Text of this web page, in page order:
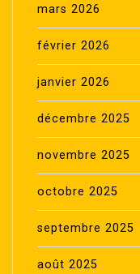
mars 2026
février 2026
janvier 2026
décembre 2025
novembre 2025
octobre 2025
septembre 2025
août 2025